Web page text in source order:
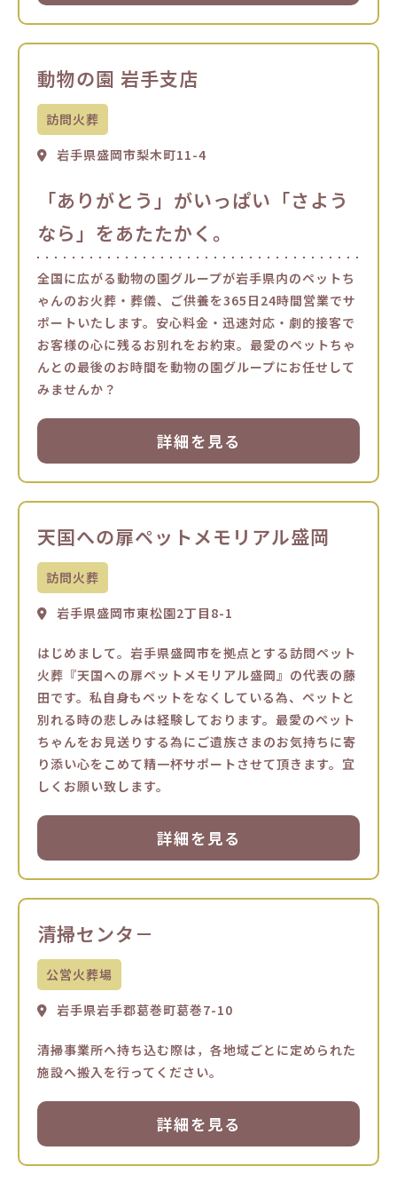
動物の園 岩手支店
訪問火葬
岩手県盛岡市梨木町11-4
「ありがとう」がいっぱい「さよう
なら」をあたたかく。
全国に広がる動物の園グループが岩手県内のペットち
ゃんのお火葬・葬儀、ご供養を365日24時間営業でサ
ポートいたします。安心料金・迅速対応・劇的接客で
お客様の心に残るお別れをお約束。最愛のペットちゃ
んとの最後のお時間を動物の園グループにお任せして
みませんか？
詳細を見る
天国への扉ペットメモリアル盛岡
訪問火葬
岩手県盛岡市東松園2丁目8-1
はじめまして。岩手県盛岡市を拠点とする訪問ペット
火葬『天国への扉ペットメモリアル盛岡』の代表の藤
田です。私自身もペットをなくしている為、ペットと
別れる時の悲しみは経験しております。最愛のペット
ちゃんをお見送りする為にご遺族さまのお気持ちに寄
り添い心をこめて精一杯サポートさせて頂きます。宜
しくお願い致します。
詳細を見る
清掃センタ－
公営火葬場
岩手県岩手郡葛巻町葛巻7-10
清掃事業所へ持ち込む際は，各地域ごとに定められた
施設へ搬入を行ってください。
詳細を見る